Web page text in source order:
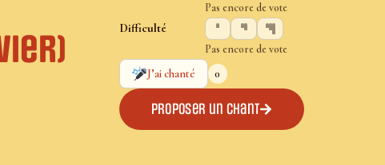
Pas encore de vote
Difficulté
Pas encore de vote
J’ai chanté
0
Proposer un chant